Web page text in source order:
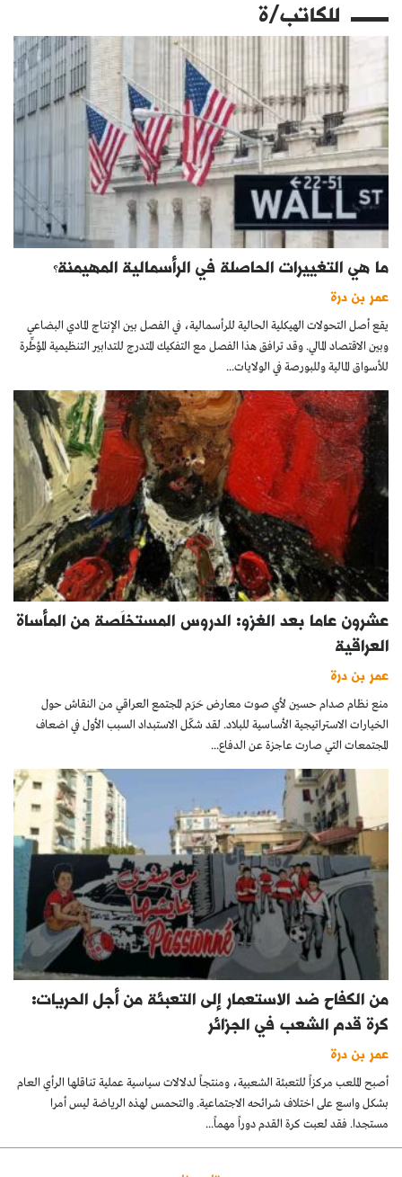
للكاتب/ة
ما هي التغييرات الحاصلة في الرأسمالية المهيمنة؟
عمر بن درة
يقع أصل التحولات الهيكلية الحالية للرأسمالية، في الفصل بين الإنتاج المادي البضاعي
وبين الاقتصاد المالي. وقد ترافق هذا الفصل مع التفكيك المتدرج للتدابير التنظيمية المؤطِّرة
للأسواق المالية وللبورصة في الولايات...
عشرون عاما بعد الغزو: الدروس المستخلَصة من المأساة
العراقية
عمر بن درة
منع نظام صدام حسين لأي صوت معارض حَرَم المجتمع العراقي من النقاش حول
الخيارات الاستراتيجية الأساسية للبلاد. لقد شكّل الاستبداد السبب الأول في اضعاف
المجتمعات التي صارت عاجزة عن الدفاع...
من الكفاح ضد الاستعمار إلى التعبئة من أجل الحريات:
كرة قدم الشعب في الجزائر
عمر بن درة
أصبح الملعب مركزاً للتعبئة الشعبية، ومنتجاً لدلالات سياسية عملية تناقلها الرأي العام
بشكل واسع على اختلاف شرائحه الاجتماعية. والتحمس لهذه الرياضة ليس أمرا
مستجدا. فقد لعبت كرة القدم دوراً مهماً...